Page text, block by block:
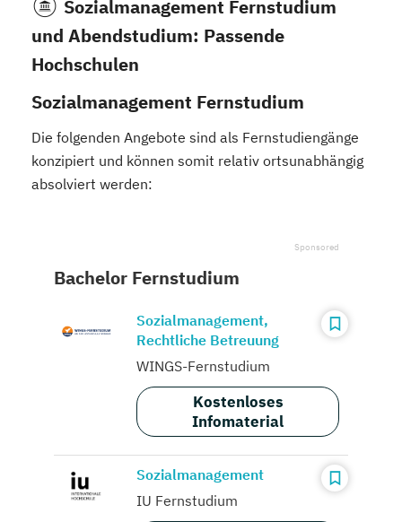
Sozialmanagement Fernstudium
und Abendstudium: Passende
Hochschulen
Sozialmanagement Fernstudium
Die folgenden Angebote sind als Fernstudiengänge
konzipiert und können somit relativ ortsunabhängig
absolviert werden:
Bachelor Fernstudium
Sozialmanagement,
Rechtliche Betreuung
WINGS-Fernstudium
Kostenloses
Infomaterial
Sozialmanagement
IU Fernstudium